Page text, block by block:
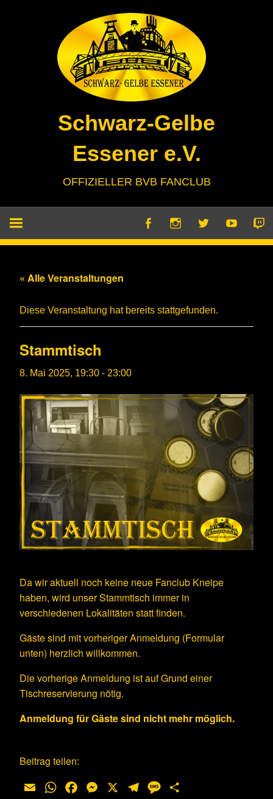
Schwarz-Gelbe
Essener e.V.
OFFIZIELLER BVB FANCLUB
« Alle Veranstaltungen
Diese Veranstaltung hat bereits stattgefunden.
Stammtisch
8. Mai 2025, 19:30 - 23:00
Da wir aktuell noch keine neue Fanclub Kneipe
haben, wird unser Stammtisch immer in
verschiedenen Lokalitäten statt finden.
Gäste sind mit vorheriger Anmeldung (Formular
unten) herzlich willkommen.
Die vorherige Anmeldung ist auf Grund einer
Tischreservierung nötig.
Anmeldung für Gäste sind nicht mehr möglich.
Beitrag teilen:
Email
WhatsAppFacebookMessengerTelegramMessage